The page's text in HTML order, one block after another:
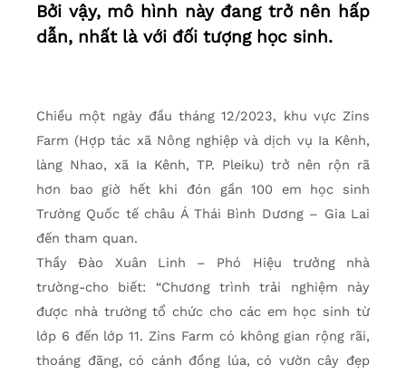
Bởi vậy, mô hình này đang trở nên hấp
dẫn, nhất là với đối tượng học sinh.
Chiều một ngày đầu tháng 12/2023, khu vực Zins
Farm (Hợp tác xã Nông nghiệp và dịch vụ Ia Kênh,
làng Nhao, xã Ia Kênh, TP. Pleiku) trở nên rộn rã
hơn bao giờ hết khi đón gần 100 em học sinh
Trường Quốc tế châu Á Thái Bình Dương – Gia Lai
đến tham quan.
Thầy Đào Xuân Linh – Phó Hiệu trưởng nhà
trường-cho biết: “Chương trình trải nghiệm này
được nhà trường tổ chức cho các em học sinh từ
lớp 6 đến lớp 11. Zins Farm có không gian rộng rãi,
thoáng đãng, có cánh đồng lúa, có vườn cây đẹp